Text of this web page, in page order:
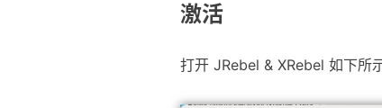
激活
打开 JRebel & XRebel 如下所